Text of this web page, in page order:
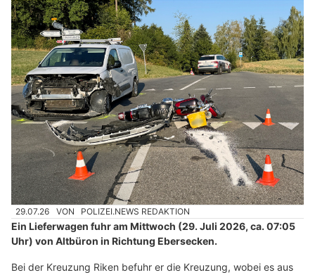
29.07.26 VON POLIZEI.NEWS REDAKTION
Ein Lieferwagen fuhr am Mittwoch (29. Juli 2026, ca. 07:05
Uhr) von Altbüron in Richtung Ebersecken.
Bei der Kreuzung Riken befuhr er die Kreuzung, wobei es aus